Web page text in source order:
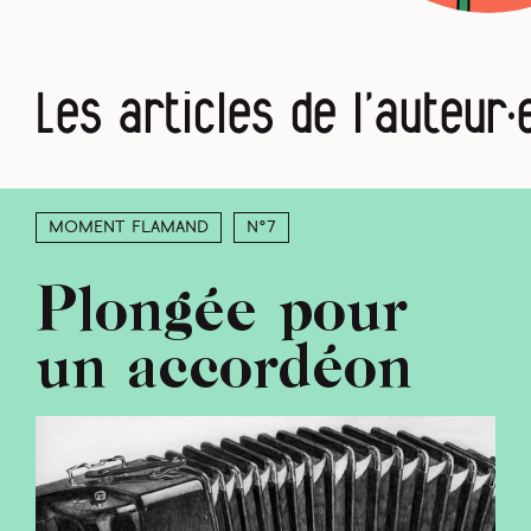
Les articles de
Moment Flamand N°7
Plongée pour
un accordéon